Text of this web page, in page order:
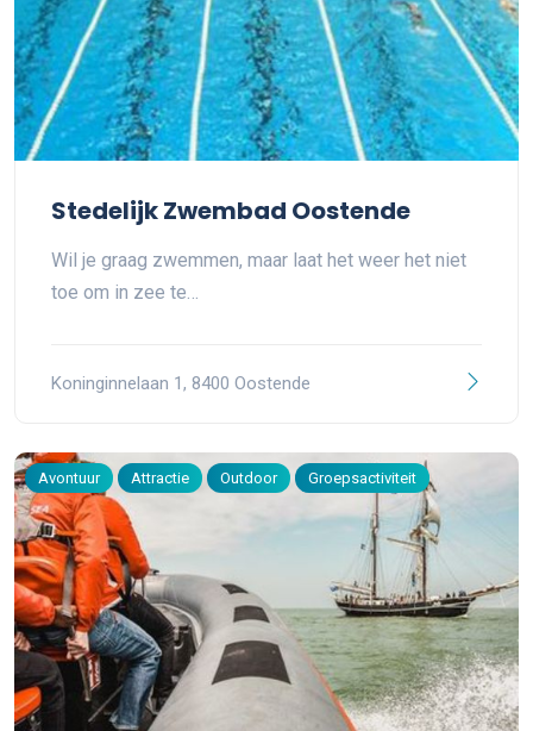
Stedelijk Zwembad Oostende
Wil je graag zwemmen, maar laat het weer het niet
toe om in zee te…
Koninginnelaan 1, 8400 Oostende
Avontuur Attractie Outdoor Groepsactiviteit